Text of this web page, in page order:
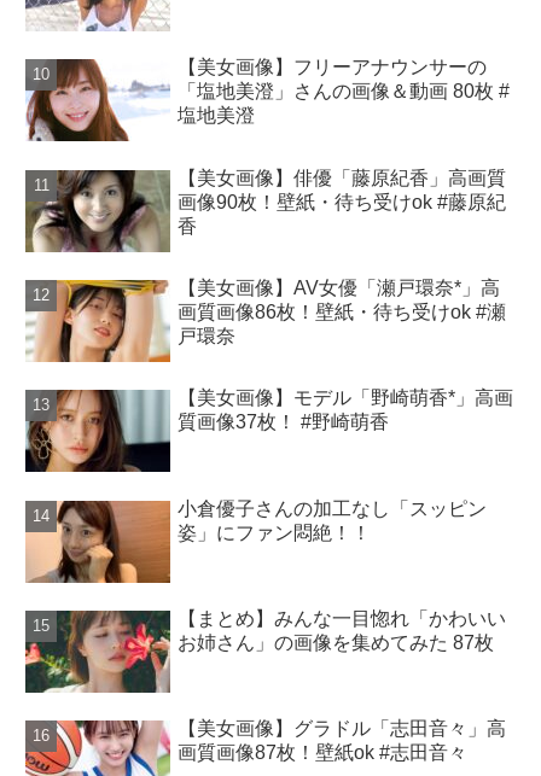
【美女画像】フリーアナウンサーの
「塩地美澄」さんの画像＆動画 80枚 #
塩地美澄
【美女画像】俳優「藤原紀香」高画質
画像90枚！壁紙・待ち受けok #藤原紀
香
【美女画像】AV女優「瀬戸環奈*」高
画質画像86枚！壁紙・待ち受けok #瀬
戸環奈
【美女画像】モデル「野崎萌香*」高画
質画像37枚！ #野崎萌香
小倉優子さんの加工なし「スッピン
姿」にファン悶絶！！
【まとめ】みんな一目惚れ「かわいい
お姉さん」の画像を集めてみた 87枚
【美女画像】グラドル「志田音々」高
画質画像87枚！壁紙ok #志田音々